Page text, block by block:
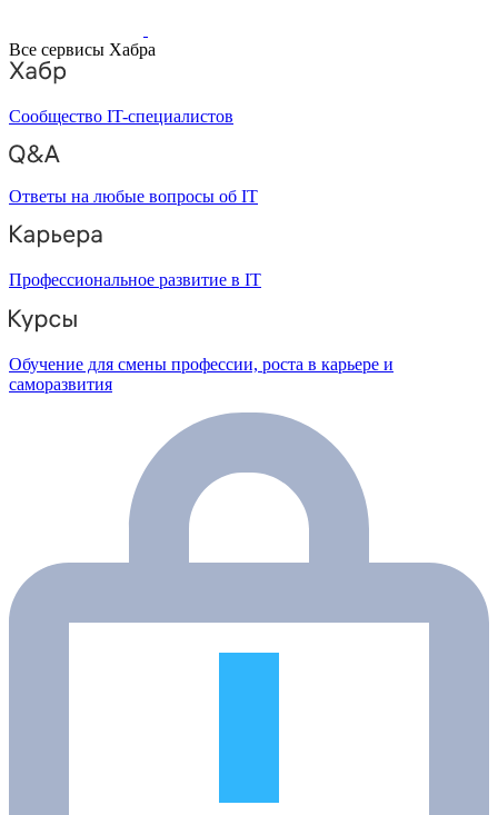
Все сервисы Хабра
Сообщество IT-специалистов
Ответы на любые вопросы об IT
Профессиональное развитие в IT
Обучение для смены профессии, роста в карьере и
саморазвития